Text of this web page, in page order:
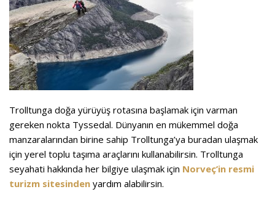
Trolltunga doğa yürüyüş rotasına başlamak için varman
gereken nokta Tyssedal. Dünyanın en mükemmel doğa
manzaralarından birine sahip Trolltunga’ya buradan ulaşmak
için yerel toplu taşıma araçlarını kullanabilirsin. Trolltunga
seyahati hakkında her bilgiye ulaşmak için Norveç’in resmi
turizm sitesinden yardım alabilirsin.